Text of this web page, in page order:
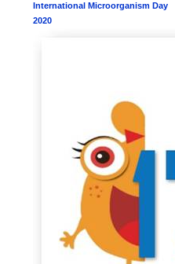
International Microorganism Day
2020